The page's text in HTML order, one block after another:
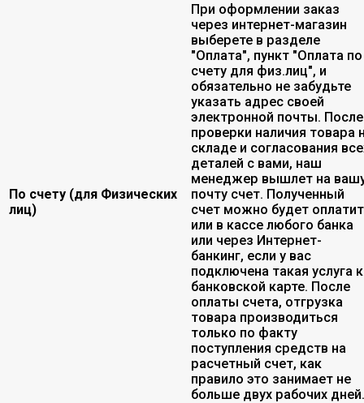
По счету (для Физических
лиц)
При оформлении заказ
через интернет-магазин
выберете в разделе
"Оплата", пункт "Оплата по
счету для физ.лиц", и
обязательно не забудьте
указать адрес своей
электронной почты. После
проверки наличия товара
складе и согласования
деталей с вами, наш
менеджер вышлет на
почту счет. Полученный
счет можно будет
или в кассе любого банка
или через Интернет-
банкинг, если у вас
подключена такая услуга к
банковской карте. После
оплаты счета, отгрузка
товара производиться
только по факту
поступления средств на
расчетный счет, как
правило это занимает не
больше двух рабочих дней.